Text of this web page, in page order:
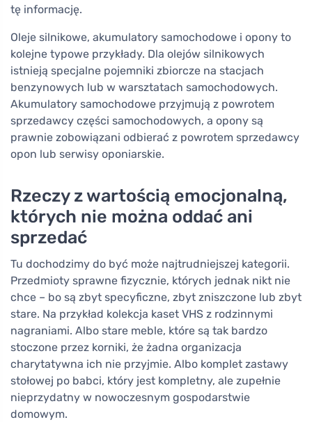
tę informację.
Oleje silnikowe, akumulatory samochodowe i opony to
kolejne typowe przykłady. Dla olejów silnikowych
istnieją specjalne pojemniki zbiorcze na stacjach
benzynowych lub w warsztatach samochodowych.
Akumulatory samochodowe przyjmują z powrotem
sprzedawcy części samochodowych, a opony są
prawnie zobowiązani odbierać z powrotem sprzedawcy
opon lub serwisy oponiarskie.
Rzeczy z wartością emocjonalną,
których nie można oddać ani
sprzedać
Tu dochodzimy do być może najtrudniejszej kategorii.
Przedmioty sprawne fizycznie, których jednak nikt nie
chce – bo są zbyt specyficzne, zbyt zniszczone lub zbyt
stare. Na przykład kolekcja kaset VHS z rodzinnymi
nagraniami. Albo stare meble, które są tak bardzo
stoczone przez korniki, że żadna organizacja
charytatywna ich nie przyjmie. Albo komplet zastawy
stołowej po babci, który jest kompletny, ale zupełnie
nieprzydatny w nowoczesnym gospodarstwie
domowym.